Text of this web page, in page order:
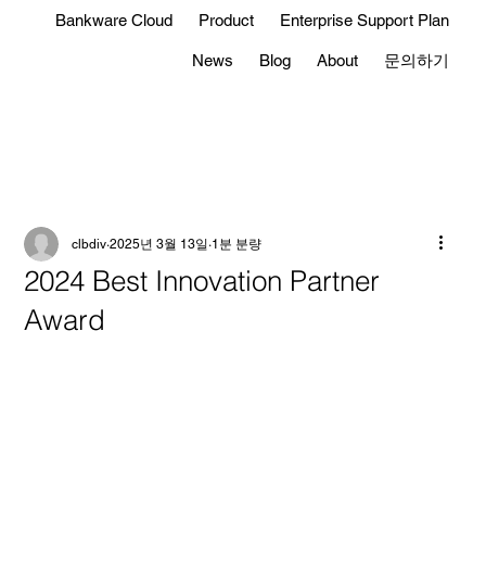
Bankware Cloud Product Enterprise Support Plan
News Blog About 문의하기
2024 Best Innovation Partner
Award
clbdiv 2025년 3월 13일 1분 분량